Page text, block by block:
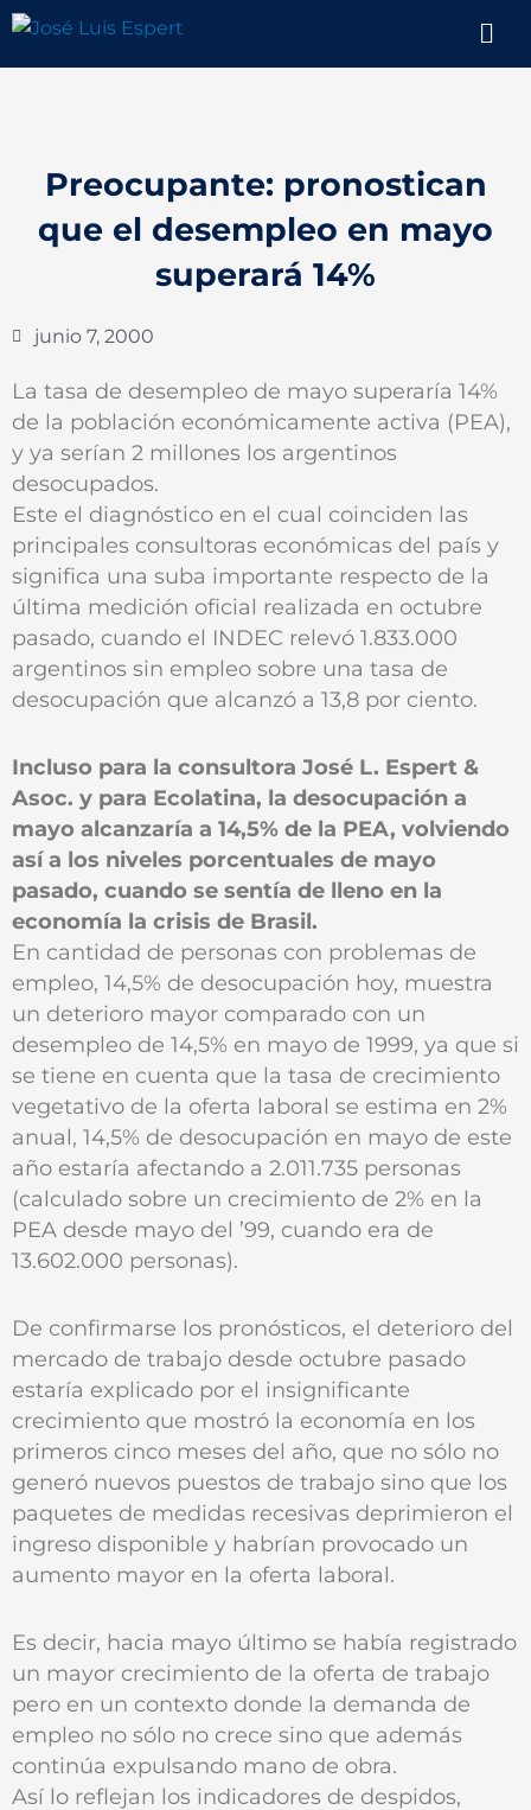
contenido
Preocupante: pronostican
que el desempleo en mayo
superará 14%
junio 7, 2000
La tasa de desempleo de mayo superaría 14%
de la población económicamente activa (PEA),
y ya serían 2 millones los argentinos
desocupados.
Este el diagnóstico en el cual coinciden las
principales consultoras económicas del país y
significa una suba importante respecto de la
última medición oficial realizada en octubre
pasado, cuando el INDEC relevó 1.833.000
argentinos sin empleo sobre una tasa de
desocupación que alcanzó a 13,8 por ciento.
Incluso para la consultora José L. Espert &
Asoc. y para Ecolatina, la desocupación a
mayo alcanzaría a 14,5% de la PEA, volviendo
así a los niveles porcentuales de mayo
pasado, cuando se sentía de lleno en la
economía la crisis de Brasil.
En cantidad de personas con problemas de
empleo, 14,5% de desocupación hoy, muestra
un deterioro mayor comparado con un
desempleo de 14,5% en mayo de 1999, ya que si
se tiene en cuenta que la tasa de crecimiento
vegetativo de la oferta laboral se estima en 2%
anual, 14,5% de desocupación en mayo de este
año estaría afectando a 2.011.735 personas
(calculado sobre un crecimiento de 2% en la
PEA desde mayo del ’99, cuando era de
13.602.000 personas).
De confirmarse los pronósticos, el deterioro del
mercado de trabajo desde octubre pasado
estaría explicado por el insignificante
crecimiento que mostró la economía en los
primeros cinco meses del año, que no sólo no
generó nuevos puestos de trabajo sino que los
paquetes de medidas recesivas deprimieron el
ingreso disponible y habrían provocado un
aumento mayor en la oferta laboral.
Es decir, hacia mayo último se había registrado
un mayor crecimiento de la oferta de trabajo
pero en un contexto donde la demanda de
empleo no sólo no crece sino que además
continúa expulsando mano de obra.
Así lo reflejan los indicadores de despidos,